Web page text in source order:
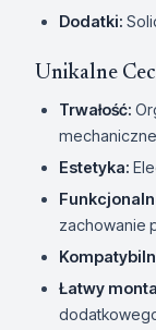
Dodatki:
Unikalne
Trwałość:
Estetyka:
zachowanie
Łatwy